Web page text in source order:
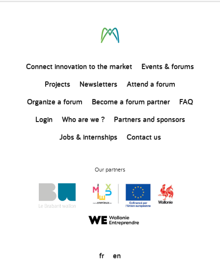
Connectinnovationto the market
Events & forums
Projects
Newsletters
Attend a forum
Organize a forum
Become a forum partner
FAQ
Login
Who are we ?
Partners and sponsors
Jobs & internships
Contact us
Our partners
fr en